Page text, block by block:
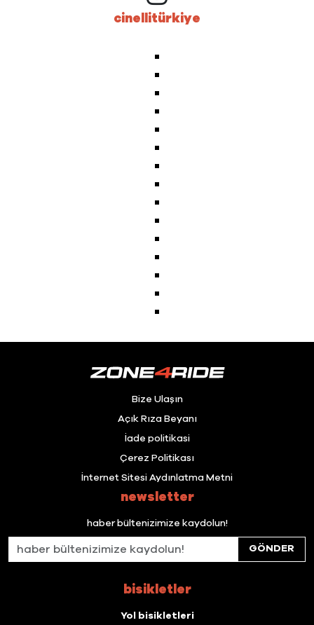
cinellitürkiye
Bize Ulaşın
Açık Rıza Beyanı
İade politikasi
Çerez Politikası
İnternet Sitesi Aydınlatma Metni
newsletter
haber bültenizimize kaydolun!
GÖNDER
bisikletler
Yol bisikletleri